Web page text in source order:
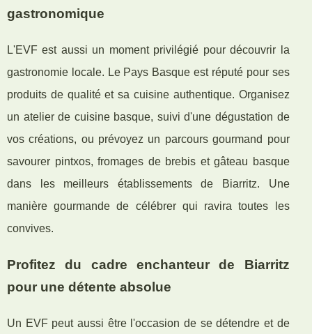
gastronomique
L'EVF est aussi un moment privilégié pour découvrir la
gastronomie locale. Le Pays Basque est réputé pour ses
produits de qualité et sa cuisine authentique. Organisez
un atelier de cuisine basque, suivi d'une dégustation de
vos créations, ou prévoyez un parcours gourmand pour
savourer pintxos, fromages de brebis et gâteau basque
dans les meilleurs établissements de Biarritz. Une
manière gourmande de célébrer qui ravira toutes les
convives.
Profitez du cadre enchanteur de Biarritz
pour une détente absolue
Un EVF peut aussi être l'occasion de se détendre et de